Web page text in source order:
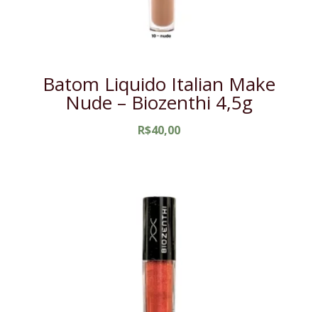
Batom Liquido Italian Make
Nude – Biozenthi 4,5g
R$40,00